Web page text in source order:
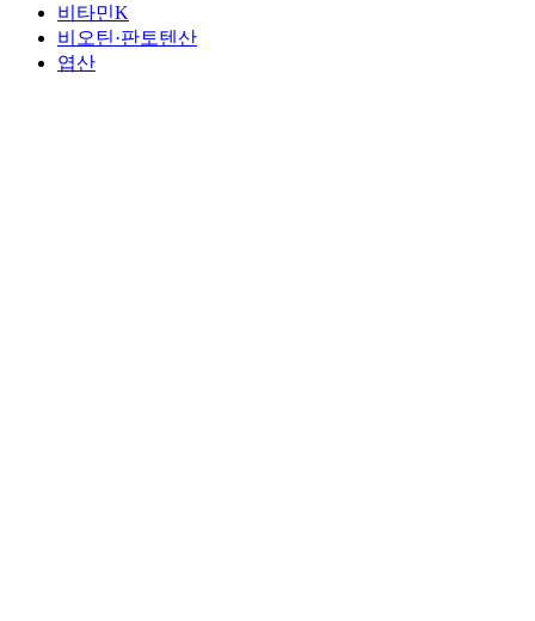
비타민K
비오틴·판토텐산
엽산